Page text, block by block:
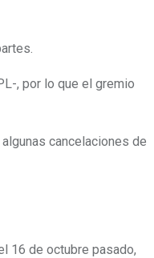
, por lo que el gremio
cancelaciones de
16 de octubre pasado,